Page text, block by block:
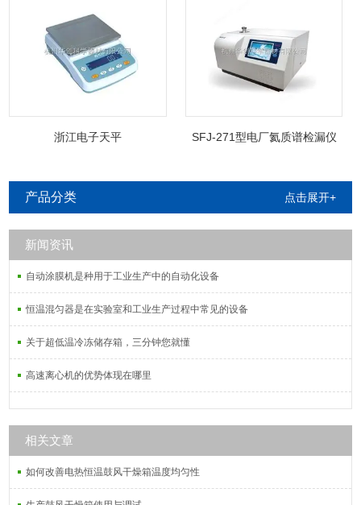
浙江电子天平 SFJ-271型电厂氦质谱检漏仪
产品分类 点击展开+
新闻资讯
自动涂膜机是种用于工业生产中的自动化设备
恒温混匀器是在实验室和工业生产过程中常见的设备
关于超低温冷冻储存箱，三分钟您就懂
高速离心机的优势体现在哪里
相关文章
如何改善电热恒温鼓风干燥箱温度均匀性